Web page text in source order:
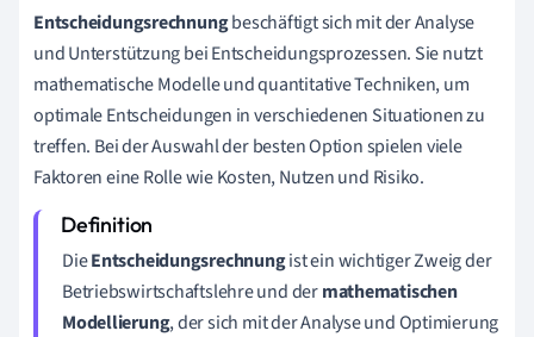
Entscheidungsrechnungbeschäftigt sich mit der Analyse
und Unterstützung bei Entscheidungsprozessen. Sie nutzt
mathematische Modelle und quantitative Techniken, um
optimale Entscheidungen in verschiedenen Situationen zu
treffen. Bei der Auswahl der besten Option spielen viele
Faktoren eine Rolle wie Kosten, Nutzen und Risiko.
DieEntscheidungsrechnungist ein wichtiger Zweig der
Betriebswirtschaftslehre und dermathematischen
Modellierung, der sich mit der Analyse und Optimierung